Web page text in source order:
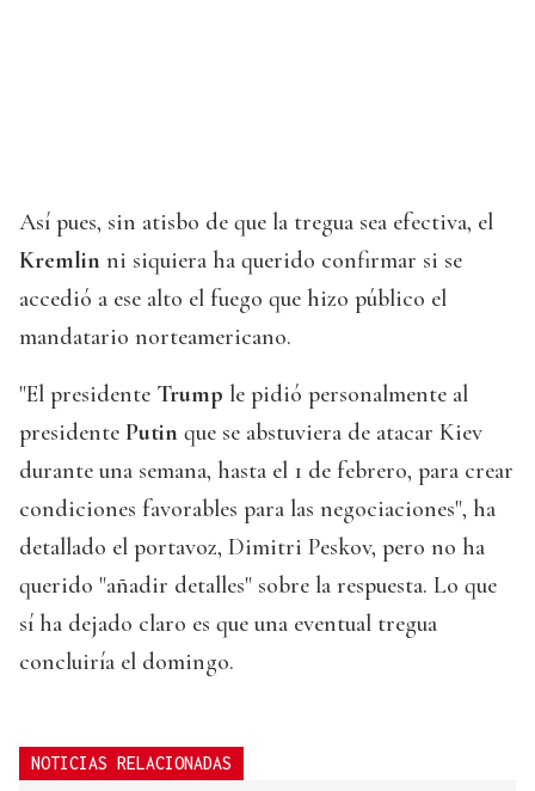
Así pues, sin atisbo de que la tregua sea efectiva, el
Kremlin ni siquiera ha querido confirmar si se
accedió a ese alto el fuego que hizo público el
mandatario norteamericano.
"El presidente Trump le pidió personalmente al
presidente Putin que se abstuviera de atacar Kiev
durante una semana, hasta el 1 de febrero, para crear
condiciones favorables para las negociaciones", ha
detallado el portavoz, Dimitri Peskov, pero no ha
querido "añadir detalles" sobre la respuesta. Lo que
sí ha dejado claro es que una eventual tregua
concluiría el domingo.
NOTICIAS RELACIONADAS